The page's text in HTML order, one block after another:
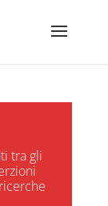
tra gli